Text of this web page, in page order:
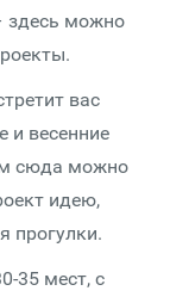
здесь можно
вас
и весенние
сюда можно
идею,
прогулки.
35 мест, с